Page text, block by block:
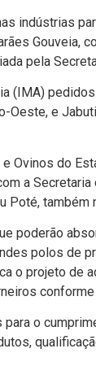
indústrias
Gouveia,
pela
(IMA)
e
Ovinos do
a
Poté, também
poderão
polos de
o projeto de
o